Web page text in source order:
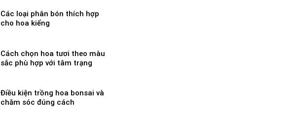
Các loại phân bón thích hợp
cho hoa kiểng
Cách chọn hoa tươi theo màu
sắc phù hợp với tâm trạng
Điều kiện trồng hoa bonsai và
chăm sóc đúng cách